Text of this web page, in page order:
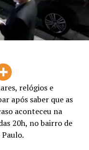
relógios e
após saber que as
aconteceu na
20h, no bairro de